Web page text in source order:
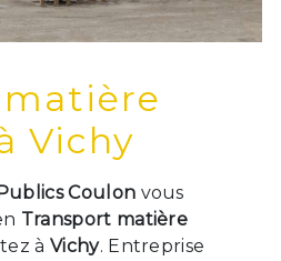
Vichy
Coulon vous
Transport matière
à Vichy. Entreprise